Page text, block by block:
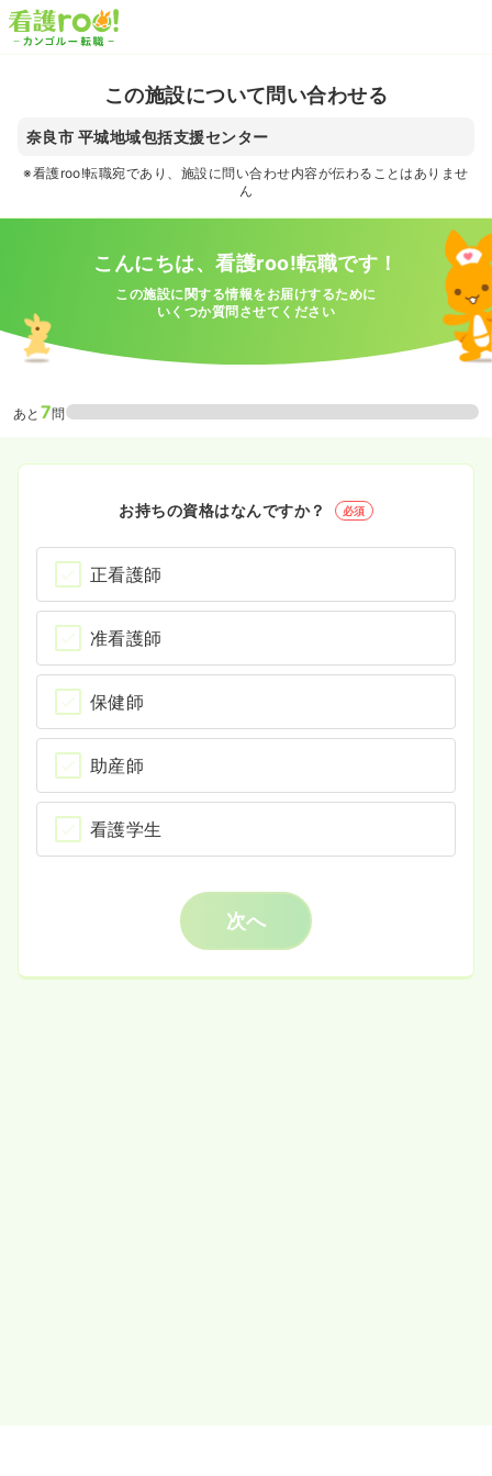
この施設について問い合わせる
奈良市 平城地域包括支援センター
※看護roo!転職宛であり、施設に問い合わせ内容が伝わることはありませ
ん
こんにちは、看護roo!転職です！
この施設に関する情報をお届けするために
いくつか質問させてください
あと 7問
お持ちの資格はなんですか？ 必須
正看護師
准看護師
保健師
助産師
看護学生
次へ